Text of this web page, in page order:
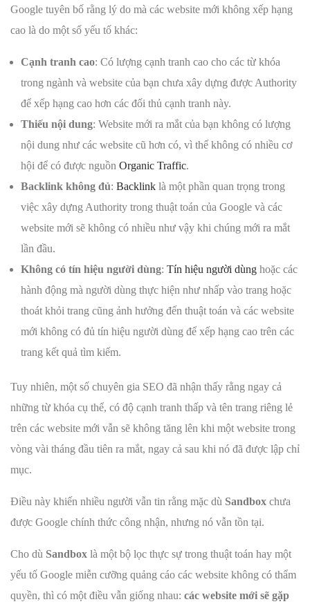
Google tuyên bố rằng lý do mà các website mới không xếp hạng
cao là do một số yếu tố khác:
Cạnh tranh cao: Có lượng cạnh tranh cao cho các từ khóa
trong ngành và website của bạn chưa xây dựng được Authority
để xếp hạng cao hơn các đối thủ cạnh tranh này.
Thiếu nội dung: Website mới ra mắt của bạn không có lượng
nội dung như các website cũ hơn có, vì thế không có nhiều cơ
hội để có được nguồn Organic Traffic.
Backlink không đủ: Backlink là một phần quan trọng trong
việc xây dựng Authority trong thuật toán của Google và các
website mới sẽ không có nhiều như vậy khi chúng mới ra mắt
lần đầu.
Không có tín hiệu người dùng: Tín hiệu người dùng hoặc các
hành động mà người dùng thực hiện như nhấp vào trang hoặc
thoát khỏi trang cũng ảnh hưởng đến thuật toán và các website
mới không có đủ tín hiệu người dùng để xếp hạng cao trên các
trang kết quả tìm kiếm.
Tuy nhiên, một số chuyên gia SEO đã nhận thấy rằng ngay cả
những từ khóa cụ thể, có độ cạnh tranh thấp và tên trang riêng lẻ
trên các website mới vẫn sẽ không tăng lên khi một website trong
vòng vài tháng đầu tiên ra mắt, ngay cả sau khi nó đã được lập chỉ
mục.
Điều này khiến nhiều người vẫn tin rằng mặc dù Sandbox chưa
được Google chính thức công nhận, nhưng nó vẫn tồn tại.
Cho dù Sandbox là một bộ lọc thực sự trong thuật toán hay một
yếu tố Google miễn cưỡng quảng cáo các website không có thẩm
quyền, thì có một điều vẫn giống nhau: các website mới sẽ gặp